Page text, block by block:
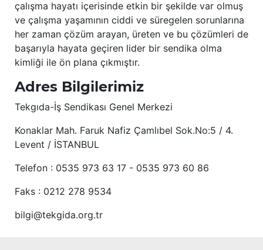
çalışma hayatı içerisinde etkin bir şekilde var olmuş
ve çalışma yaşamının ciddi ve süregelen sorunlarına
her zaman çözüm arayan, üreten ve bu çözümleri de
başarıyla hayata geçiren lider bir sendika olma
kimliği ile ön plana çıkmıştır.
Adres Bilgilerimiz
Tekgıda-İş Sendikası Genel Merkezi
Konaklar Mah. Faruk Nafiz Çamlıbel Sok.No:5 / 4.
Levent / İSTANBUL
Telefon : 0535 973 63 17 - 0535 973 60 86
Faks : 0212 278 9534
bilgi@tekgida.org.tr